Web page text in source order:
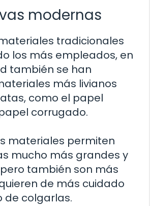
modernas
tradicionales
los más empleados, en
también se han
más livianos
como el papel
corrugado.
materiales permiten
mucho más grandes y
también son más
de más cuidado
de colgarlas.